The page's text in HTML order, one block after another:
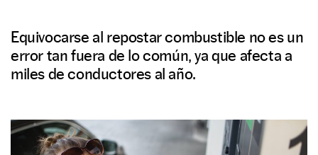
Equivocarse al repostar combustible no es un
error tan fuera de lo común, ya que afecta a
miles de conductores al año.